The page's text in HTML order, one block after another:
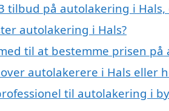
tilbud på autolakering i
autolakering i Hals?
til at bestemme prisen på
autolakerere i Hals eller
til autolakering i